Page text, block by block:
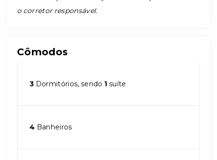
o corretor responsável.
Cômodos
3 Dormitórios, sendo 1 suíte
4 Banheiros